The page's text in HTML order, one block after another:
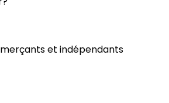
et indépendants